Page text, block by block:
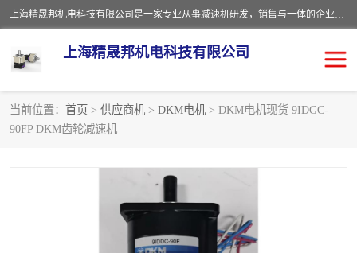
上海精晟邦机电科技有限公司是一家专业从事减速机研发，销售与一体的企业。公司拥有资深技术人员和技术团队服务人才，致力于为广大客户提供专业，细致的产品服务。主营产品有：中型减速电机，微型调速电机，精密行星减速机，蜗轮蜗杆减速机，RFKS四大系列减速机，SKM双曲面齿轮减速机，齿轮减速电机，行星减速机，防爆电机，变频器等系列；产品广泛用于汽车，船舶，能源，环保，包装，物流等领域，欢迎咨询。
上海精晟邦机电科技有限公司
当前位置： 首页 > 供应商机 > DKM电机 > DKM电机现货 9IDGC-
90FP DKM齿轮减速机
减速电机
精晟邦四大系列